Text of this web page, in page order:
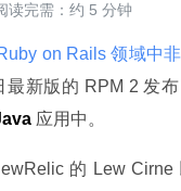
读完需：约 5 分钟
on Rails 领域中
最新版的 RPM 2 发
应用中。
的 Lew Cirne